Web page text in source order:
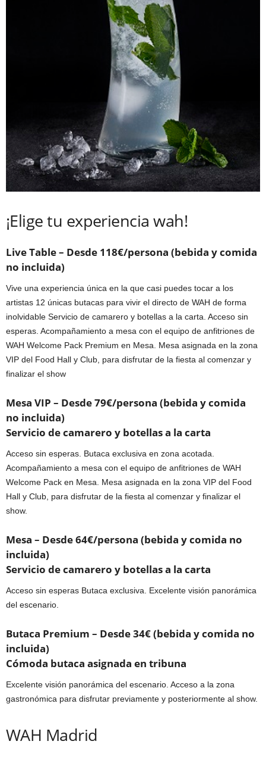
¡Elige tu experiencia wah!
Live Table – Desde 118€/persona (bebida y comida
no incluida)
Vive una experiencia única en la que casi puedes tocar a los
artistas 12 únicas butacas para vivir el directo de WAH de forma
inolvidable Servicio de camarero y botellas a la carta. Acceso sin
esperas. Acompañamiento a mesa con el equipo de anfitriones de
WAH Welcome Pack Premium en Mesa. Mesa asignada en la zona
VIP del Food Hall y Club, para disfrutar de la fiesta al comenzar y
finalizar el show
Mesa VIP – Desde 79€/persona (bebida y comida
no incluida)
Servicio de camarero y botellas a la carta
Acceso sin esperas. Butaca exclusiva en zona acotada.
Acompañamiento a mesa con el equipo de anfitriones de WAH
Welcome Pack en Mesa. Mesa asignada en la zona VIP del Food
Hall y Club, para disfrutar de la fiesta al comenzar y finalizar el
show.
Mesa – Desde 64€/persona (bebida y comida no
incluida)
Servicio de camarero y botellas a la carta
Acceso sin esperas Butaca exclusiva. Excelente visión panorámica
del escenario.
Butaca Premium – Desde 34€ (bebida y comida no
incluida)
Cómoda butaca asignada en tribuna
Excelente visión panorámica del escenario. Acceso a la zona
gastronómica para disfrutar previamente y posteriormente al show.
WAH Madrid